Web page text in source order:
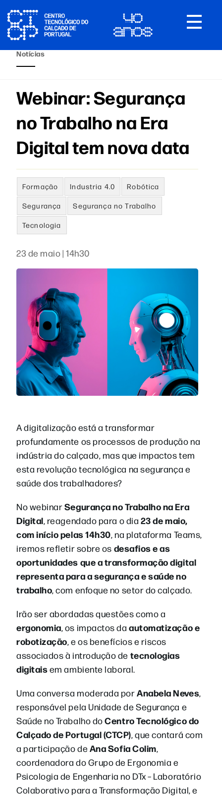
Toggle
Notícias
Webinar: Segurança
no Trabalho na Era
Digital tem nova data
Formação Industria 4.0 Robótica
Segurança Segurança no Trabalho
Tecnologia
23 de maio | 14h30
A digitalização está a transformar
profundamente os processos de produção na
indústria do calçado, mas que impactos tem
esta revolução tecnológica na segurança e
saúde dos trabalhadores?
No webinarSegurança no Trabalho na Era
Digital, reagendado para o dia 23 de maio,
com início pelas 14h30, na plataforma Teams,
iremos refletir sobre os desafios e as
oportunidades que a transformação digital
representa para a segurança e saúde no
trabalho, com enfoque no setor do calçado.
Irão ser abordadas questões como a
ergonomia, os impactos daautomatização e
robotização, e os benefícios e riscos
associados à introdução de tecnologias
digitaisem ambiente laboral.
Uma conversa moderada porAnabela Neves,
responsável pela Unidade de Segurança e
Saúde no Trabalho doCentro Tecnológico do
Calçado de Portugal (CTCP), que contará com
a participação de Ana Sofia Colim,
coordenadora do Grupo de Ergonomia e
Psicologia de Engenharia no DTx – Laboratório
Colaborativo para a Transformação Digital, e